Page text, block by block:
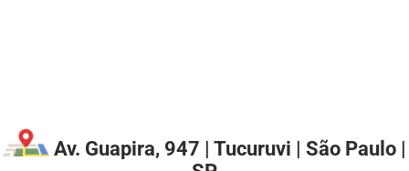
Av. Guapira, 947 | Tucuruvi | São Paulo |